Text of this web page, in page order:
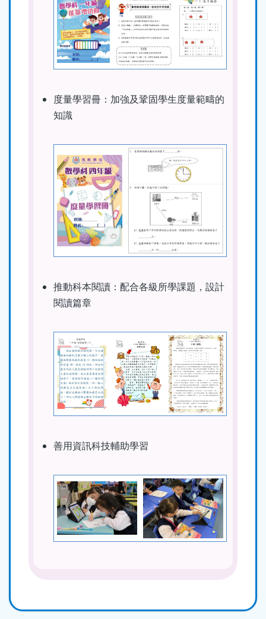
度量學習冊：加強及鞏固學生度量範疇的
知識
推動科本閱讀：配合各級所學課題，設計
閱讀篇章
善用資訊科技輔助學習